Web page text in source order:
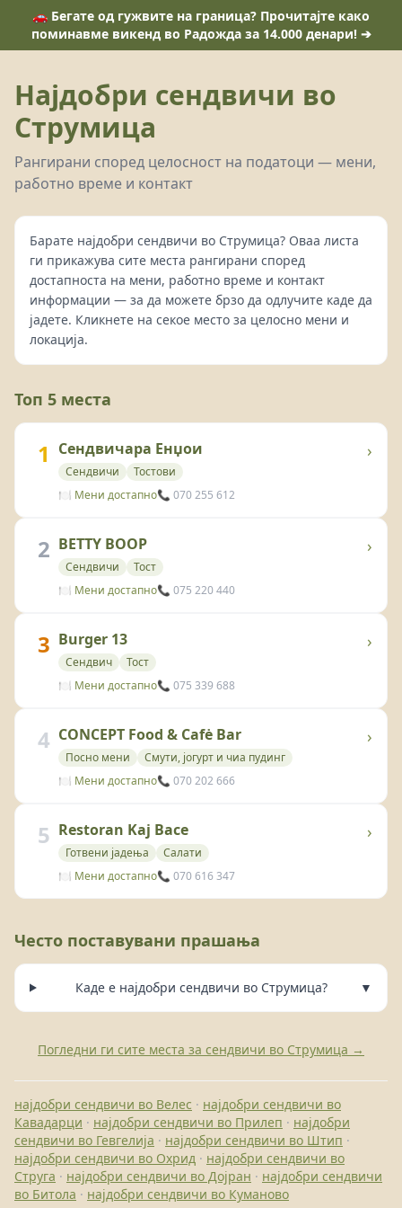
🚗 Бегате од гужвите на граница? Прочитајте како
поминавме викенд во Радожда за 14.000 денари! ➔
Најдобри сендвичи во
Струмица
Рангирани според целосност на податоци — мени,
работно време и контакт
Барате најдобри сендвичи во Струмица? Оваа листа
ги прикажува сите места рангирани според
достапноста на мени, работно време и контакт
информации — за да можете брзо да одлучите каде да
јадете. Кликнете на секое место за целосно мени и
локација.
Топ 5 места
1 Сендвичара Енџои
Сендвичи
Тостови
🍽️ Мени достапно📞 070 255 612
›
2 BETTY BOOP
Сендвичи
Тост
🍽️ Мени достапно📞 075 220 440
›
3 Burger 13
Сендвич
Тост
🍽️ Мени достапно📞 075 339 688
›
4 CONCEPT Food & Cafė Bar
Посно мени
Смути, јогурт и чиа пудинг
🍽️ Мени достапно📞 070 202 666
›
5 Restoran Kaj Bace
Готвени јадења
Салати
🍽️ Мени достапно📞 070 616 347
›
Често поставувани прашања
Каде е најдобри сендвичи во Струмица? ▼
Погледни ги сите места за сендвичи во Струмица →
најдобри сендвичи во Велес · најдобри сендвичи во
Кавадарци · најдобри сендвичи во Прилеп · најдобри
сендвичи во Гевгелија · најдобри сендвичи во Штип ·
најдобри сендвичи во Охрид · најдобри сендвичи во
Струга · најдобри сендвичи во Дојран · најдобри сендвичи
во Битола · најдобри сендвичи во Куманово